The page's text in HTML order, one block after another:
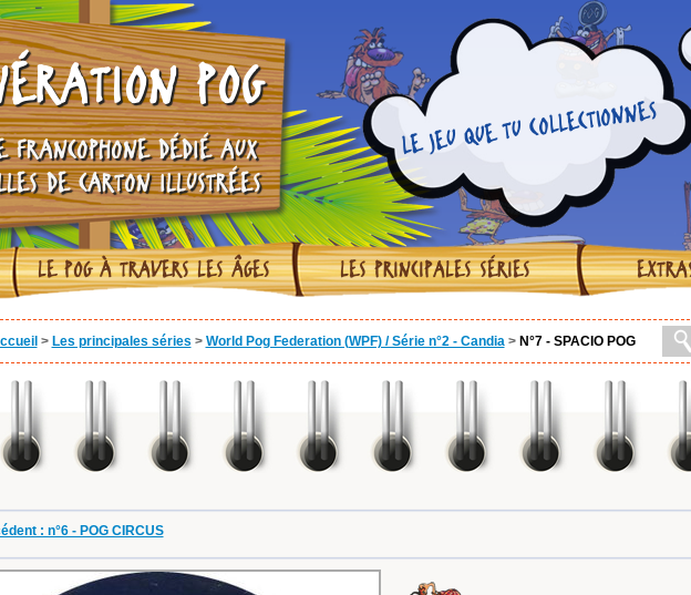
POG
FRANCOPHONE DÉDIÉ AUX
DE CARTON ILLUSTRÉES
LE JEU QUE TU COLLECTIONNES
LE POG À TRAVERS LES ÂGES LES PRINCIPALES SÉRIES
> Les principales séries > World Pog Federation (WPF) / Série n°2 - Candia > N°7 - SPACIO POG
: n°6 - POG CIRCUS